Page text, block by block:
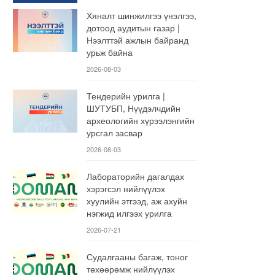
Хяналт шинжилгээ үнэлгээ,
дотоод аудитын газар |
Нээлттэй ажлын байранд
урьж байна
2026-08-03
Тендерийн урилга |
ШУТУБП, Нүүдэлчдийн
археологийн хүрээлэнгийн
урсгал засвар
2026-08-03
Лабораторийн дагалдах
хэрэгсэл нийлүүлэх
хуулийн этгээд, аж ахуйн
нэгжид илгээх урилга
2026-07-21
Судалгааны багаж, тоног
төхөөрөмж нийлүүлэх